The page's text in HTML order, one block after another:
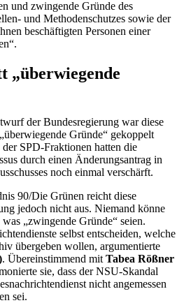
und zwingende Gründe des
und Methodenschutzes sowie der
beschäftigten Personen einer
„überwiegende
der Bundesregierung war diese
Gründe“ gekoppelt
SPD-Fraktionen hatten die
durch einen Änderungsantrag in
noch einmal verschärft.
90/Die Grünen reicht diese
jedoch nicht aus. Niemand könne
„zwingende Gründe“ seien.
selbst entscheiden, welche
übergeben wollen, argumentierte
. Übereinstimmend mit Tabea Rößner
sie, dass der NSU-Skandal
nicht angemessen
sei.